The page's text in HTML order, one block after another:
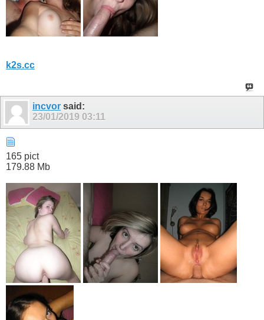
k2s.cc
incvor said:
23/01/2019 03:11
165 pict
179.88 Mb